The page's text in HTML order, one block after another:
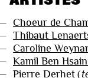
Choeur de
Thibaut
Caroline
Kamil Ben
Pierre Derhet (